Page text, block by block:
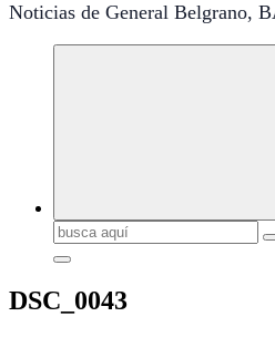
Noticias de General Belgrano,
Buscar:
DSC_0043